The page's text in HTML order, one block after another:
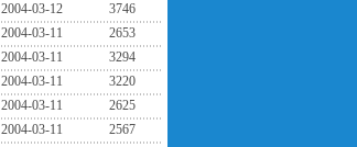
2004-03-12
3746
2004-03-11
2653
2004-03-11
3294
2004-03-11
3220
2004-03-11
2625
2004-03-11
2567